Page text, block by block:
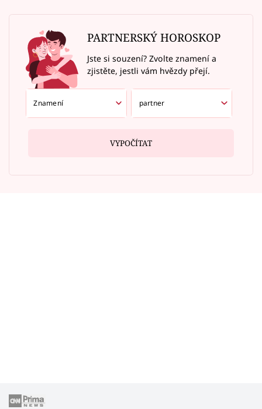
PARTNERSKÝ HOROSKOP
Jste si souzení? Zvolte znamení a
zjistěte, jestli vám hvězdy přejí.
VYPOČÍTAT